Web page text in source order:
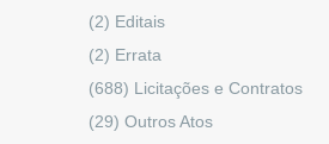
(2) Editais
(2) Errata
(688) Licitações e Contratos
(29) Outros Atos